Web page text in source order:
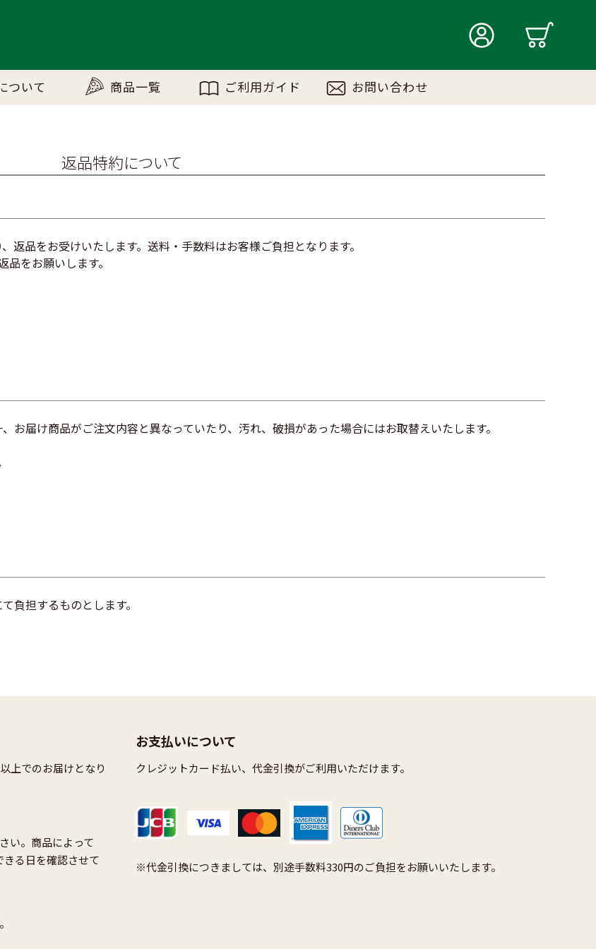
ついて 商品一覧 ご利用ガイド お問い合わせ
返品特約について
品をお受けいたします。送料・手数料はお客様ご負担となります。
をお願いします。
届け商品がご注文内容と異なっていたり、汚れ、破損があった場合にはお取替えいたします。
負担するものとします。
上でのお届けとなり
い。商品によって
る日を確認させて
お支払いについて
クレジットカード払い、代金引換がご利用いただけます。
※代金引換につきましては、別途手数料330円のご負担をお願いいたします。